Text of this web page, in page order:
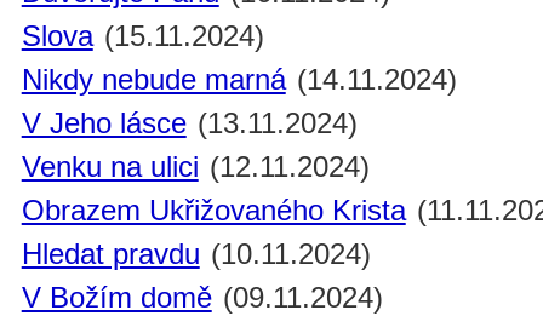
Slova (15.11.2024)
Nikdy nebude marná (14.11.2024)
V Jeho lásce (13.11.2024)
Venku na ulici (12.11.2024)
Obrazem Ukřižovaného Krista
Hledat pravdu (10.11.2024)
V Božím domě (09.11.2024)